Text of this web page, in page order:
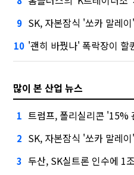
9 SK, 자본잠식 '쏘카 말레
10 '괜히 바꿨나' 폭락장이 할퀸
많이 본 산업 뉴스
1 트럼프, 폴리실리콘 '15% 관
2 SK, 자본잠식 '쏘카 말레
3 두산, SK실트론 인수에 1